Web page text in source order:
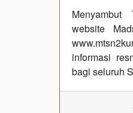
Menyambut
website
informasi
bagi seluruh